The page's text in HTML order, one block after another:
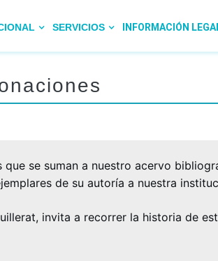
SERVICIOS INFORMACIÓN
se suman a nuestro acervo
de su autoría a nuestra
invita a recorrer la historia de